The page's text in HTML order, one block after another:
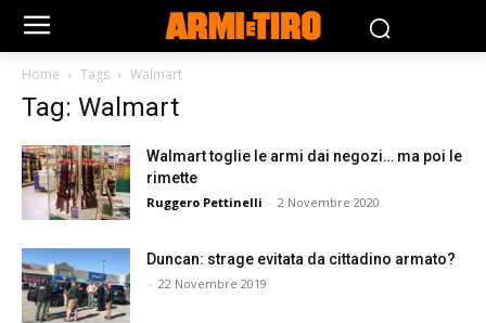
Home Tags Walmart
Tag: Walmart
Walmart toglie le armi dai negozi… ma poi le
rimette
Ruggero Pettinelli - 2 Novembre 2020
Duncan: strage evitata da cittadino armato?
- 22 Novembre 2019